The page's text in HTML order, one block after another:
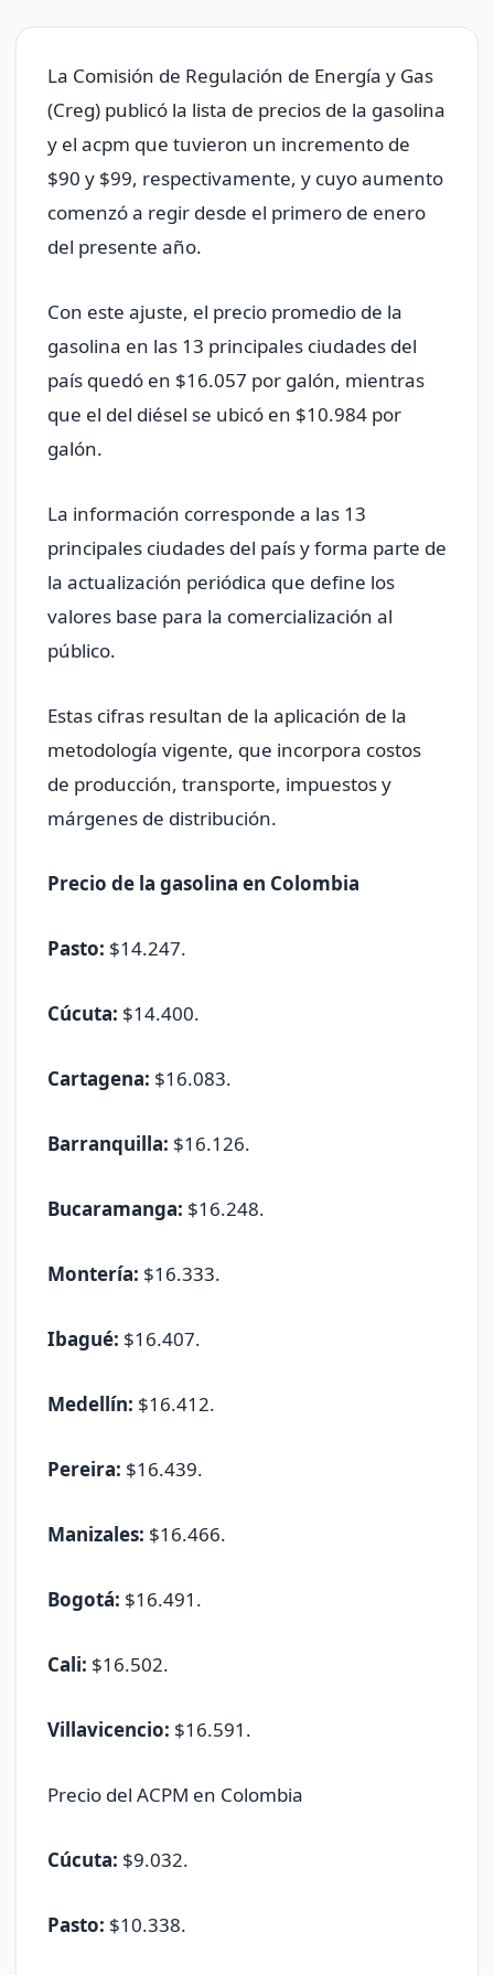
La Comisión de Regulación de Energía y Gas
(Creg) publicó la lista de precios de la gasolina
y el acpm que tuvieron un incremento de
$90 y $99, respectivamente, y cuyo aumento
comenzó a regir desde el primero de enero
del presente año.
Con este ajuste, el precio promedio de la
gasolina en las 13 principales ciudades del
país quedó en $16.057 por galón, mientras
que el del diésel se ubicó en $10.984 por
galón.
La información corresponde a las 13
principales ciudades del país y forma parte de
la actualización periódica que define los
valores base para la comercialización al
público.
Estas cifras resultan de la aplicación de la
metodología vigente, que incorpora costos
de producción, transporte, impuestos y
márgenes de distribución.
Precio de la gasolina en Colombia
Pasto: $14.247.
Cúcuta: $14.400.
Cartagena: $16.083.
Barranquilla: $16.126.
Bucaramanga: $16.248.
Montería: $16.333.
Ibagué: $16.407.
Medellín: $16.412.
Pereira: $16.439.
Manizales: $16.466.
Bogotá: $16.491.
Cali: $16.502.
Villavicencio: $16.591.
Precio del ACPM en Colombia
Cúcuta: $9.032.
Pasto: $10.338.